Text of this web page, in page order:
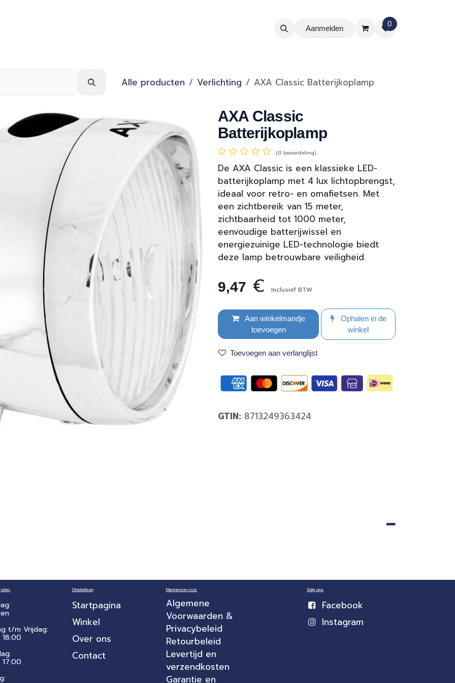
Aanmelden
0
Alle producten Verlichting AXA Classic Batterijkoplamp
AXA Classic
Batterijkoplamp
(0 beoordeling)
De AXA Classic is een klassieke LED-
batterijkoplamp met 4 lux lichtopbrengst,
ideaal voor retro- en omafietsen. Met
een zichtbereik van 15 meter,
zichtbaarheid tot 1000 meter,
eenvoudige batterijwissel en
energiezuinige LED-technologie biedt
deze lamp betrouwbare veiligheid.
9,47 € Inclusief BTW
Aan winkelmandje
toevoegen
Ophalen in de
winkel
Toevoegen aan verlanglijst
GTIN: 8713249363424
t/m Vrijdag:
Ontdekken
Startpagina
Winkel
Over ons
Contact
Klantenservice:
Algemene
Voorwaarden &
Privacybeleid
Retourbeleid
Levertijd en
verzendkosten
Garantie en
Volg ons
Facebook
Instagram